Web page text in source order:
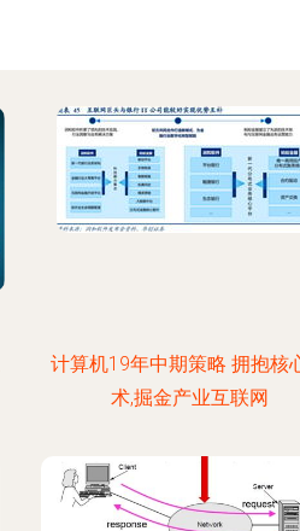
计算机19年中期策略 拥抱核
术,掘金产业互联网